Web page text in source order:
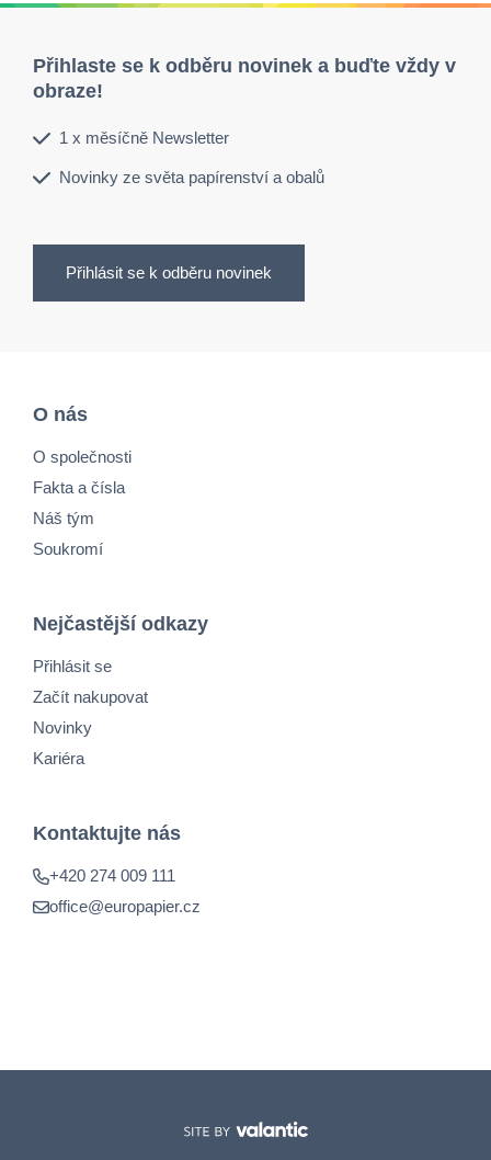
Přihlaste se k odběru novinek a buďte vždy v
obraze!
1 x měsíčně Newsletter
Novinky ze světa papírenství a obalů
Přihlásit se k odběru novinek
O nás
O společnosti
Fakta a čísla
Náš tým
Soukromí
Nejčastější odkazy
Přihlásit se
Začít nakupovat
Novinky
Kariéra
Kontaktujte nás
+420 274 009 111
office@europapier.cz